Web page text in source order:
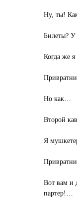
Ну, ты!
Билеты? У
Когда же я
Но как…
Второй
Я
Вот вам и
партер!…